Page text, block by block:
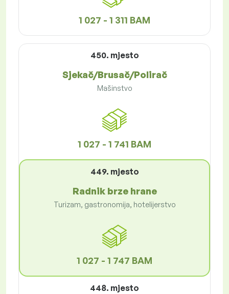
1 027 - 1 311 BAM
450. mjesto
Sjekač/Brusač/Polirač
Mašinstvo
1 027 - 1 741 BAM
449. mjesto
Radnik brze hrane
Turizam, gastronomija, hotelijerstvo
1 027 - 1 747 BAM
448. mjesto